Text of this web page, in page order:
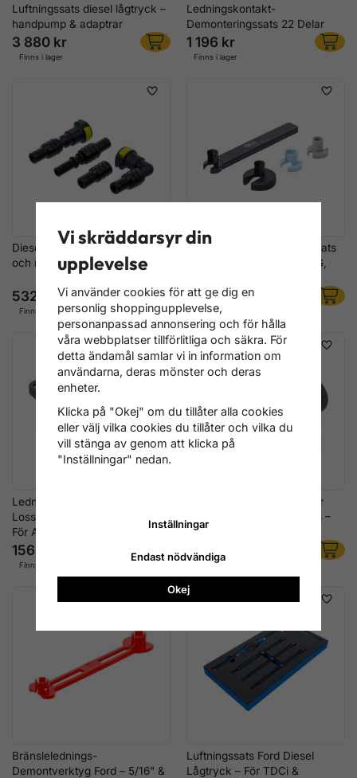
Luftningssats diesel lågtryck –
handpump & adaptrar
3 880 kr
Finns i lager
Ledningskontakt-
Demonteringssats 22 Delar
1 196 kr
Finns i lager
Dieselluftningssats – Slang-
och röradapter set
532 kr
Finns i lager
Bränslelednings-Verktygssats
för Snabbkopplingar – VAG,
236 kr
Finns i lager
Ledningskontakt-
Lossningsclips Sats 7 delar –
För AC & Bränsleledningar
156 kr
Finns i lager
Bränsleledningsverktyg för
Mini Cooper JCW N14/N18 –
OEM 130250
396 kr
Finns i lager
Bränslelednings-
Demontverktyg Ford – 5/16" &
Luftningssats Ford Diesel
Lågtryck – För TDCi &
Vi skräddarsyr din
upplevelse
Vi använder cookies för att ge dig en
personlig shoppingupplevelse,
personanpassad annonsering och för hålla
våra webbplatser tillförlitliga och säkra. För
detta ändamål samlar vi in information om
användarna, deras mönster och deras
enheter.
Klicka på "Okej" om du tillåter alla cookies
eller välj vilka cookies du tillåter och vilka du
vill stänga av genom att klicka på
"Inställningar" nedan.
Inställningar
Endast nödvändiga
Okej